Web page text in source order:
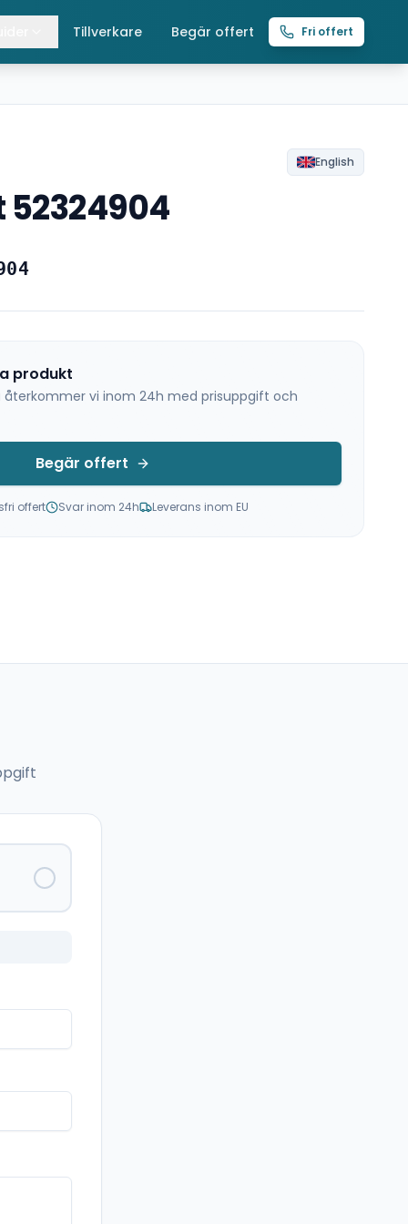
Tillverkare Begär offert Fri offert
English
produkt
återkommer vi inom 24h med prisuppgift och
Begär offert
offert Svar inom 24h Leverans inom EU